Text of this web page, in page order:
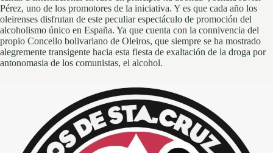
Pérez, uno de los promotores de la iniciativa. Y es que cada año los
oleirenses disfrutan de este peculiar espectáculo de promoción del
alcoholismo único en España. Ya que cuenta con la connivencia del
propio Concello bolivariano de Oleiros, que siempre se ha mostrado
alegremente transigente hacia esta fiesta de exaltación de la droga por
antonomasia de los comunistas, el alcohol.